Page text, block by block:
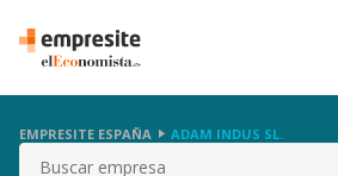
EMPRESITE ESPAÑA ADAM INDUS SL.
Buscar